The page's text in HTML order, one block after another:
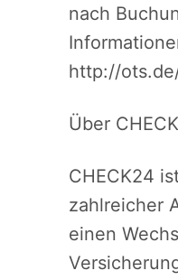
nach
http://
Über
CHECK24
zahlreicher
einen